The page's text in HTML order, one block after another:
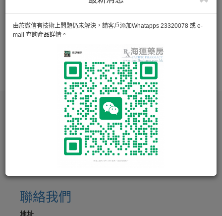
由於微信有技術上問題仍未解決，請客戶添加Whatapps 23320078 或 e-
mail 查詢產品詳情。
« 219
226
聯絡我們
地址